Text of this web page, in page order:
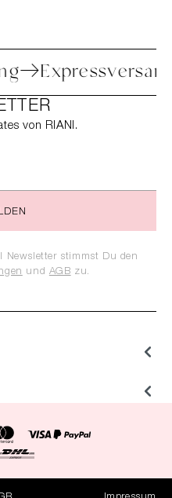
von RIANI.
Newsletter stimmst Du den
und AGB zu.